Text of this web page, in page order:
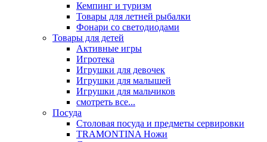
Кемпинг и туризм
Товары для летней рыбалки
Фонари со светодиодами
Товары для детей
Активные игры
Игротека
Игрушки для девочек
Игрушки для малышей
Игрушки для мальчиков
смотреть все...
Посуда
Столовая посуда и предметы сервировки
TRAMONTINA Ножи